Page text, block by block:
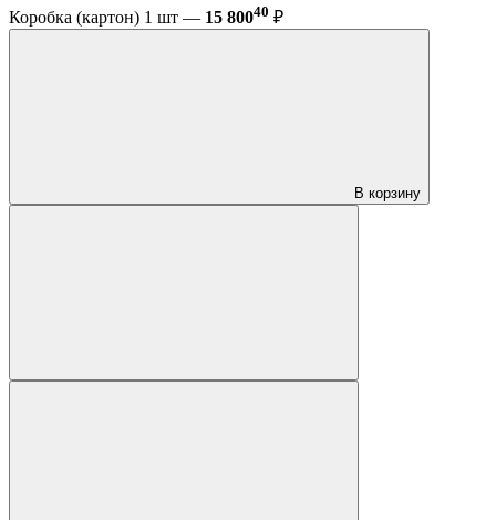
Коробка (картон) 1 шт — 15 80040 ₽
В корзину